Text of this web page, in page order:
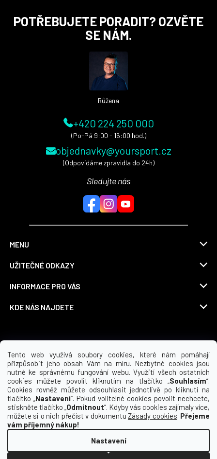
Tento web využívá soubory cookies, které nám pomáhají
přizpůsobit jeho obsah Vám na míru. Nezbytné cookies jsou
nutné ke správnému fungování webu. Využití všech ostatních
cookies můžete povolit kliknutím na tlačítko „Souhlasím“.
Cookies rovněž můžete odsouhlasit jednotlivě po kliknutí na
tlačítko „Nastavení“. Pokud volitelné cookies povolit nechcete,
stiskněte tlačítko „Odmítnout“. Kdyby vás cookies zajímaly více,
můžete si o nich přečíst v dokumentuZásady cookies. Přejeme
vám příjemný nákup!
Nastavení
POTŘEBUJETE PORADIT? OZVĚTE
SE NÁM.
Růžena
+420 224 250 000
(Po-Pá 9:00 - 16:00 hod.)
objednavky@yoursport.cz
(Odpovídáme zpravidla do 24h)
Sledujte nás
MENU
UŽITEČNÉ ODKAZY
INFORMACE PRO VÁS
KDE NÁS NAJDETE
Možnosti dopravy
Vytvořil Shoptet